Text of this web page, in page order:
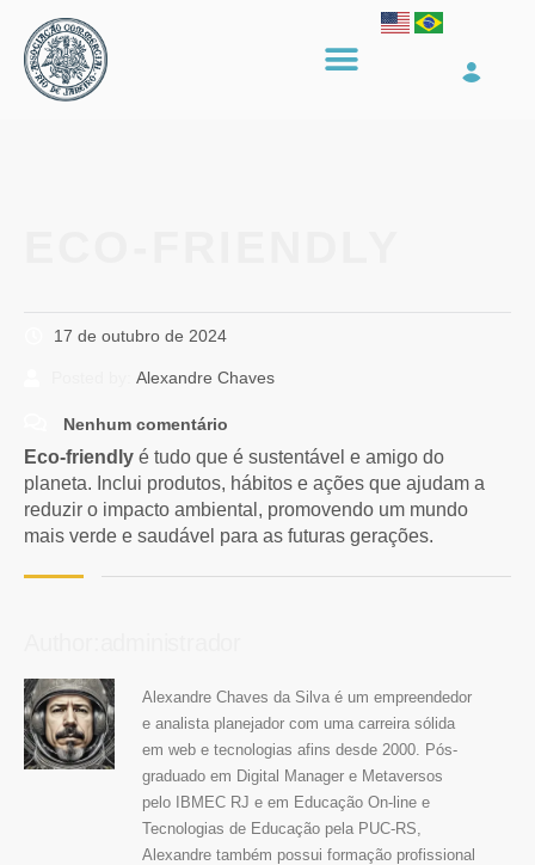
17 de outubro de 2024
Alexandre Chaves
Nenhum comentário
Eco-friendly é tudo que é sustentável e amigo do
planeta. Inclui produtos, hábitos e ações que ajudam a
reduzir o impacto ambiental, promovendo um mundo
mais verde e saudável para as futuras gerações.
Alexandre Chaves da Silva é um empreendedor
e analista planejador com uma carreira sólida
em web e tecnologias afins desde 2000. Pós-
graduado em Digital Manager e Metaversos
pelo IBMEC RJ e em Educação On-line e
Tecnologias de Educação pela PUC-RS,
Alexandre também possui formação profissional